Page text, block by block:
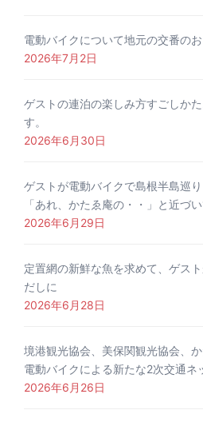
電動バイクについて地元の交番の
2026年7月2日
ゲストの連泊の楽しみ方すごしか
す。
2026年6月30日
ゲストが電動バイクで島根半島巡
「あれ、かたゑ庵の・・」と近づ
2026年6月29日
定置網の新鮮な魚を求めて、ゲス
だしに
2026年6月28日
境港観光協会、美保関観光協会、
電動バイクによる新たな2次交通ネ
2026年6月26日